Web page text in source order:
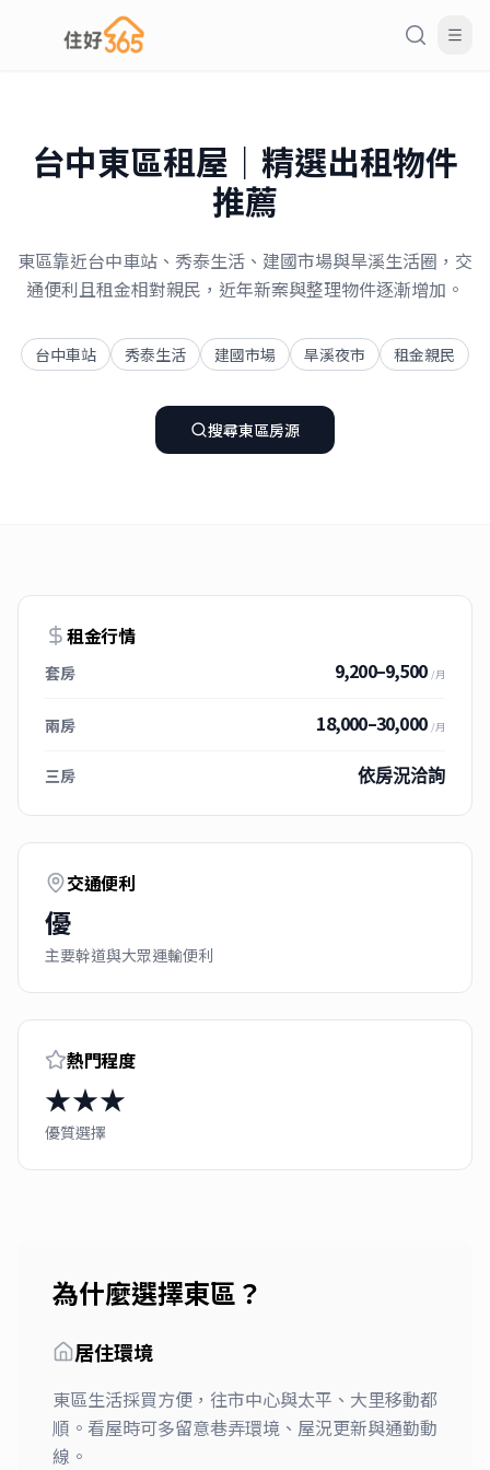
台中東區租屋｜精選出租物件
推薦
東區靠近台中車站、秀泰生活、建國市場與旱溪生活圈，交
通便利且租金相對親民，近年新案與整理物件逐漸增加。
台中車站 秀泰生活 建國市場 旱溪夜市 租金親民
搜尋東區房源
租金行情
套房 9,200–9,500 /月
兩房 18,000–30,000 /月
三房 依房況洽詢
交通便利
優
主要幹道與大眾運輸便利
熱門程度
★★★
優質選擇
為什麼選擇東區 ？
居住環境
東區生活採買方便，往市中心與太平、大里移動都
順。看屋時可多留意巷弄環境、屋況更新與通勤動
線。